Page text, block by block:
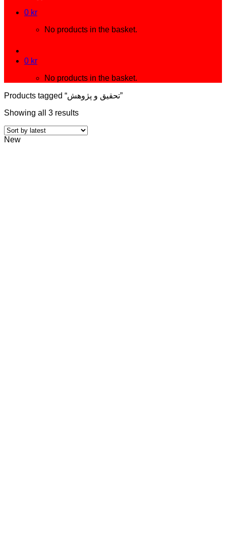
0 kr
No products in the basket.
0 kr
No products in the basket.
Products tagged “تحقیق و پژوهش”
Showing all 3 results
New